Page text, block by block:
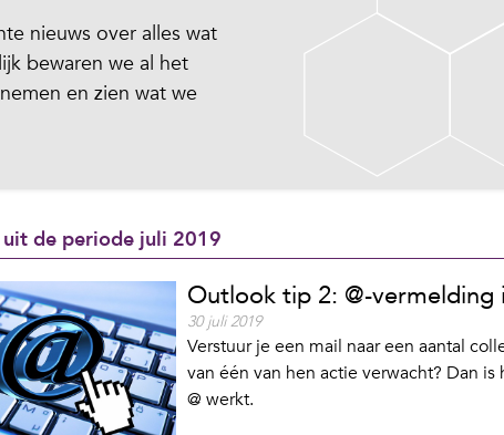
nieuws over alles wat
bewaren we al het
en zien wat we
uit de periode juli 2019
Outlook tip 2: @-vermelding
30 juli 2019
Verstuur je een mail naar een aantal
van één van hen actie verwacht? Dan
@ werkt.